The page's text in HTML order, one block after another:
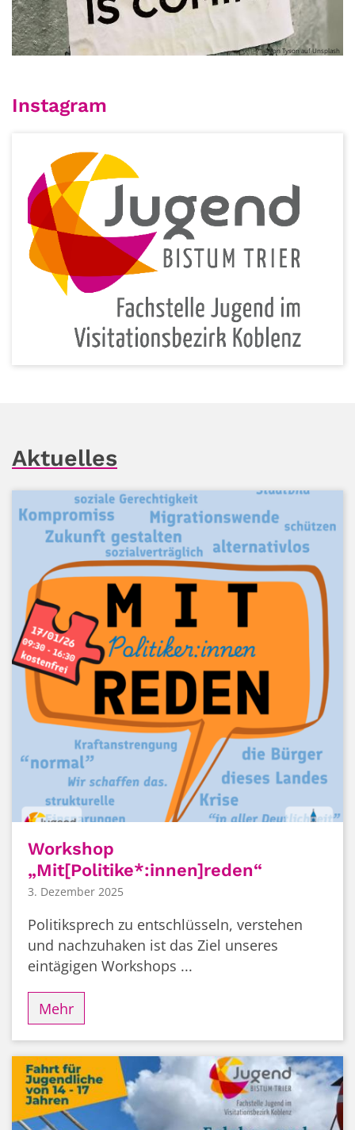
© Jon Tyson auf Unsplash
Instagram
Aktuelles
Workshop
„Mit[Politike*:innen]reden“
3. Dezember 2025
Politiksprech zu entschlüsseln, verstehen
und nachzuhaken ist das Ziel unseres
eintägigen Workshops ...
Mehr